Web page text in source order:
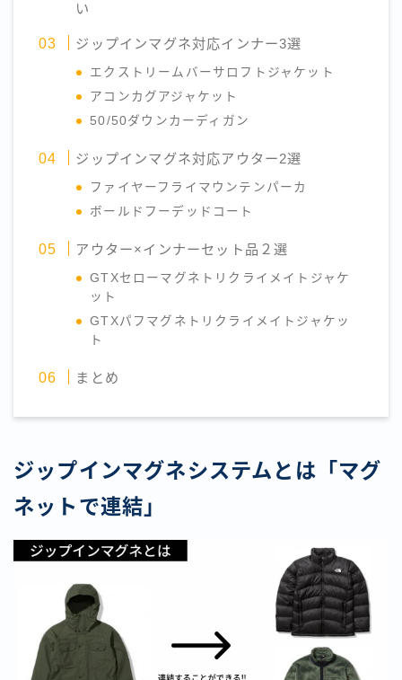
い
ジップインマグネ対応インナー3選
エクストリームバーサロフトジャケット
アコンカグアジャケット
50/50ダウンカーディガン
ジップインマグネ対応アウター2選
ファイヤーフライマウンテンパーカ
ボールドフーデッドコート
アウター×インナーセット品２選
GTXセローマグネトリクライメイトジャケ
ット
GTXパフマグネトリクライメイトジャケッ
ト
まとめ
ジップインマグネシステムとは「マグ
ネットで連結」